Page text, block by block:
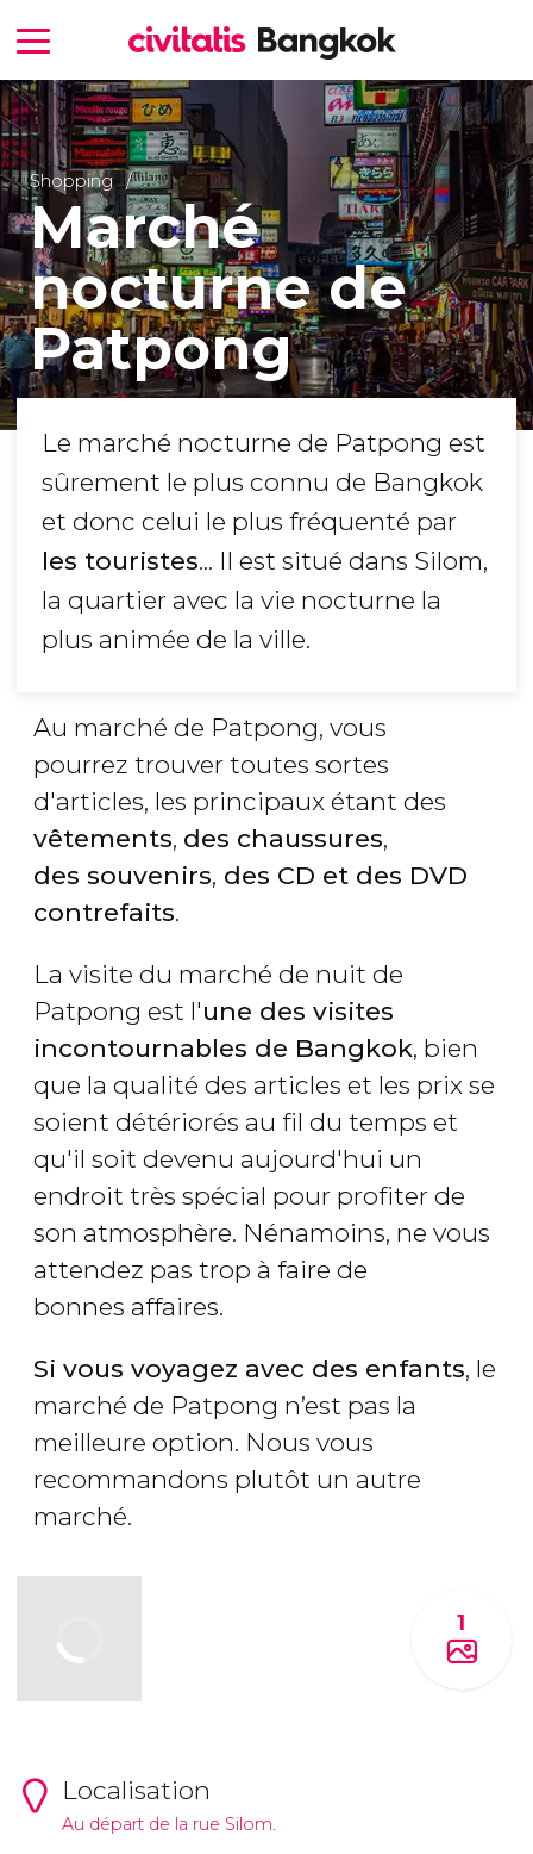
Shopping
Marché
nocturne de
Patpong
Le marché nocturne de Patpong est
sûrement le plus connu de Bangkok
et donc celui le plus fréquenté par
les touristes... Il est situé dans Silom,
la quartier avec la vie nocturne la
plus animée de la ville.
Au marché de Patpong, vous
pourrez trouver toutes sortes
d'articles, les principaux étant des
vêtements, des chaussures,
des souvenirs, des CD et des DVD
contrefaits.
La visite du marché de nuit de
Patpong est l'une des visites
incontournables de Bangkok, bien
que la qualité des articles et les prix se
soient détériorés au fil du temps et
qu'il soit devenu aujourd'hui un
endroit très spécial pour profiter de
son atmosphère. Nénamoins, ne vous
attendez pas trop à faire de
bonnes affaires.
Si vous voyagez avec des enfants, le
marché de Patpong n’est pas la
meilleure option. Nous vous
recommandons plutôt un autre
marché.
1
Localisation
Au départ de la rue Silom.